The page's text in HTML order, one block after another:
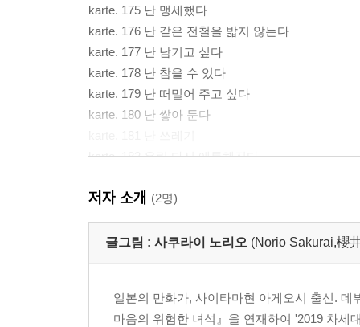
karte. 175 난 맹세했다
karte. 176 난 같은 전철을 밟지 않는다
karte. 177 난 남기고 싶다
karte. 178 난 참을 수 있다
karte. 179 난 떠밀어 주고 싶다
karte. 180 난 쌓아 둔다
karte. 182 우린 다시 애틋해진다
저자 소개 (2명)
글그림 : 사쿠라이 노리오 (Norio Sakurai,櫻
일본의 만화가, 사이타마현 아게오시 출신.
마음의 위험한 녀석』을 연재하여 '2019 차세